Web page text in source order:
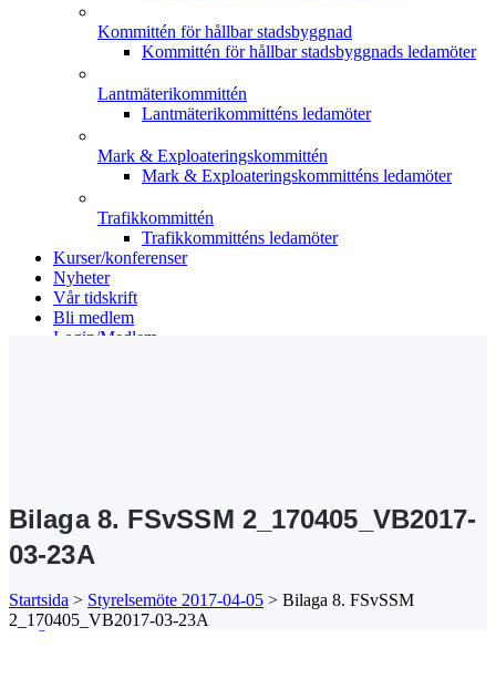
Kommittén för hållbar stadsbyggnad
Kommittén för hållbar stadsbyggnads ledamöter
Lantmäterikommittén
Lantmäterikommitténs ledamöter
Mark & Exploateringskommittén
Mark & Exploateringskommitténs ledamöter
Trafikkommittén
Trafikkommitténs ledamöter
Kurser/konferenser
Nyheter
Vår tidskrift
Bli medlem
Login/Medlem
Bilaga 8. FSvSSM 2_170405_VB2017-
03-23A
Startsida > Styrelsemöte 2017-04-05 > Bilaga 8. FSvSSM
2_170405_VB2017-03-23A
Bilaga 8. FSvSSM 2_170405_VB2017-03-23A